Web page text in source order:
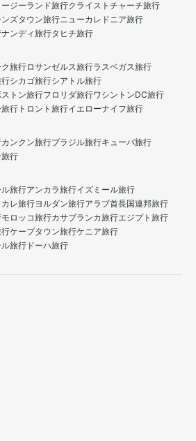
ージーランド旅行クライストチャーチ旅行
ンズタウン旅行ニューカレドニア旅行
ナンディ旅行タヒチ旅行
旅行ロサンゼルス旅行ラスベガス旅行
シカゴ旅行シアトル旅行
トン旅行フロリダ旅行ワシントンDC旅行
行 トロント旅行イエローナイフ旅行
カンクン旅行ブラジル旅行キューバ旅行
行
旅行アンカラ旅行イズミール旅行
レ旅行ヨルダン旅行アラブ首長国連邦旅行
モロッコ旅行カサブランカ旅行エジプト旅行
ケープタウン旅行ケニア旅行
旅行 ドーハ旅行